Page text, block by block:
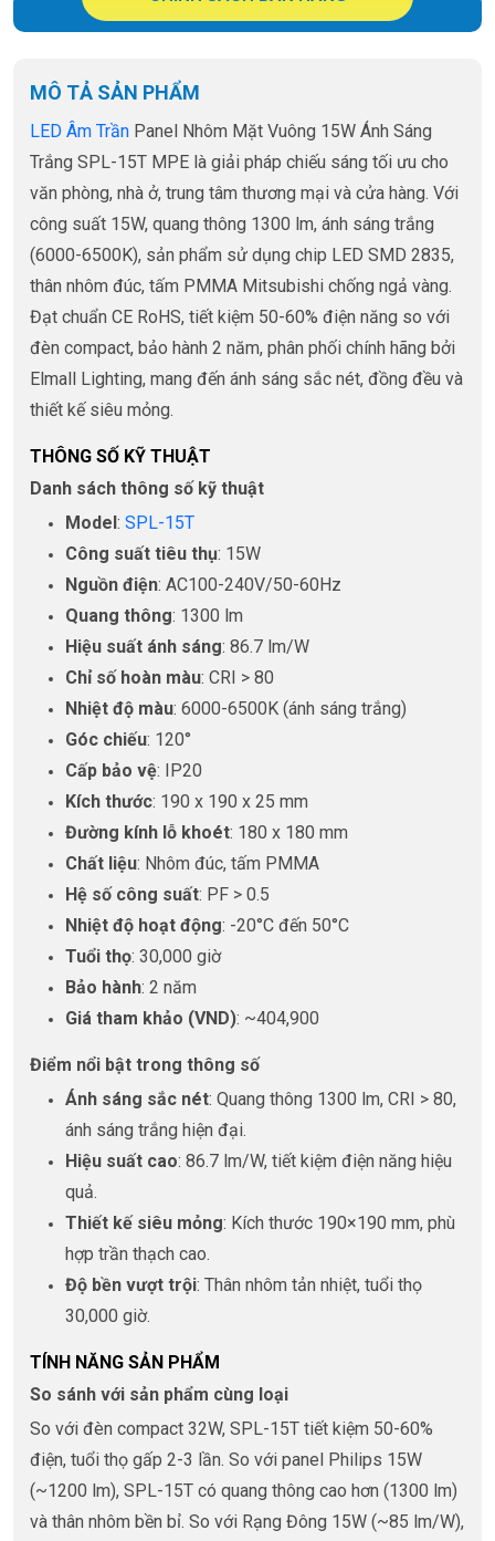
MÔ TẢ SẢN PHẨM
LED Âm Trần Panel Nhôm Mặt Vuông 15W Ánh Sáng
Trắng SPL-15T MPE là giải pháp chiếu sáng tối ưu cho
văn phòng, nhà ở, trung tâm thương mại và cửa hàng. Với
công suất 15W, quang thông 1300 lm, ánh sáng trắng
(6000-6500K), sản phẩm sử dụng chip LED SMD 2835,
thân nhôm đúc, tấm PMMA Mitsubishi chống ngả vàng.
Đạt chuẩn CE RoHS, tiết kiệm 50-60% điện năng so với
đèn compact, bảo hành 2 năm, phân phối chính hãng bởi
Elmall Lighting, mang đến ánh sáng sắc nét, đồng đều và
thiết kế siêu mỏng.
THÔNG SỐ KỸ THUẬT
Danh sách thông số kỹ thuật
Model : SPL-15T
Công suất tiêu thụ: 15W
Nguồn điện: AC100-240V/50-60Hz
Quang thông: 1300 lm
Hiệu suất ánh sáng: 86.7 lm/W
Chỉ số hoàn màu: CRI > 80
Nhiệt độ màu: 6000-6500K (ánh sáng trắng)
Góc chiếu: 120°
Cấp bảo vệ: IP20
Kích thước: 190 x 190 x 25 mm
Đường kính lỗ khoét: 180 x 180 mm
Chất liệu: Nhôm đúc, tấm PMMA
Hệ số công suất: PF > 0.5
Nhiệt độ hoạt động: -20°C đến 50°C
Tuổi thọ: 30,000 giờ
Bảo hành: 2 năm
Giá tham khảo (VND): ~404,900
Điểm nổi bật trong thông số
Ánh sáng sắc nét: Quang thông 1300 lm, CRI > 80,
ánh sáng trắng hiện đại.
Hiệu suất cao: 86.7 lm/W, tiết kiệm điện năng hiệu
quả.
Thiết kế siêu mỏng: Kích thước 190×190 mm, phù
hợp trần thạch cao.
Độ bền vượt trội: Thân nhôm tản nhiệt, tuổi thọ
30,000 giờ.
TÍNH NĂNG SẢN PHẨM
So sánh với sản phẩm cùng loại
So với đèn compact 32W, SPL-15T tiết kiệm 50-60%
điện, tuổi thọ gấp 2-3 lần. So với panel Philips 15W
(~1200 lm), SPL-15T có quang thông cao hơn (1300 lm)
và thân nhôm bền bỉ. So với Rạng Đông 15W (~85 lm/W),